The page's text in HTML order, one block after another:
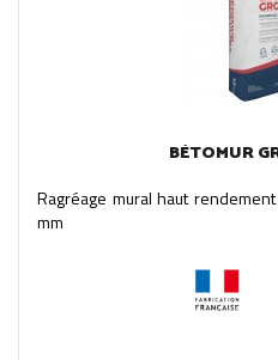
BÉTOMUR
Ragréage mural haut
mm